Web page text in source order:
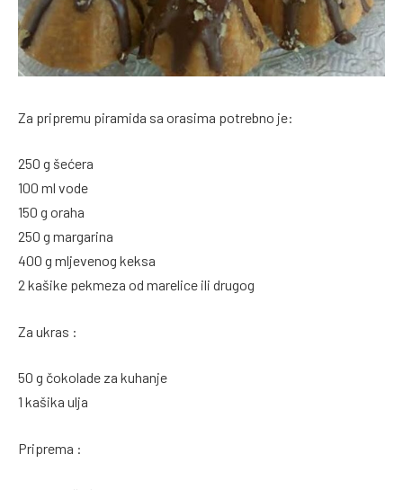
Za pripremu piramida sa orasima potrebno je:
250 g šećera
100 ml vode
150 g oraha
250 g margarina
400 g mljevenog keksa
2 kašike pekmeza od marelice ili drugog
Za ukras :
50 g čokolade za kuhanje
1 kašika ulja
Priprema :